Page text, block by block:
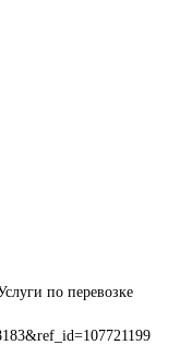
по перевозке